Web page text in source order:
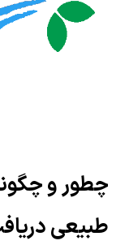
چطور و
طبیعی